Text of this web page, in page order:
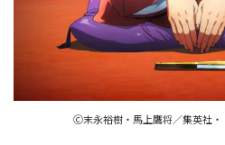
Ⓒ末永裕樹・馬上鷹将／集英社